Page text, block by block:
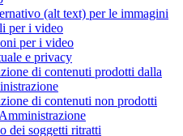
(alt text) per le immagini
per i video
per i video
e privacy
di contenuti prodotti dalla
di contenuti non prodotti
dei soggetti ritratti